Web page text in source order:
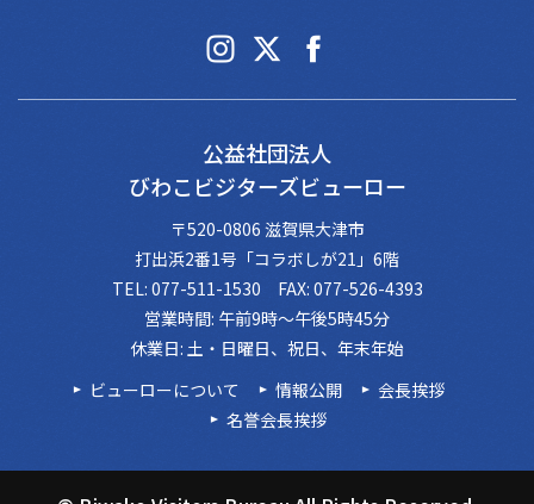
公益社団法人
びわこビジターズビューロー
〒520-0806 滋賀県大津市
打出浜2番1号「コラボしが21」6階
TEL: 077-511-1530 FAX: 077-526-4393
営業時間: 午前9時～午後5時45分
休業日: 土・日曜日、祝日、年末年始
ビューローについて
情報公開
会長挨拶
名誉会長挨拶